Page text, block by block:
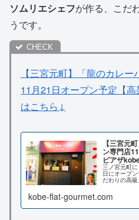
ソムリエシェフが作る、こだ
うです。
【三宮元町】「龍のカレ
11月21日オープン予定【
はこちら↓
【三宮元
ン専門店
ピアザkobe
三ノ宮元町
日にオープ
だわりの高
ではメニュ
kobe-flat-gourmet.com